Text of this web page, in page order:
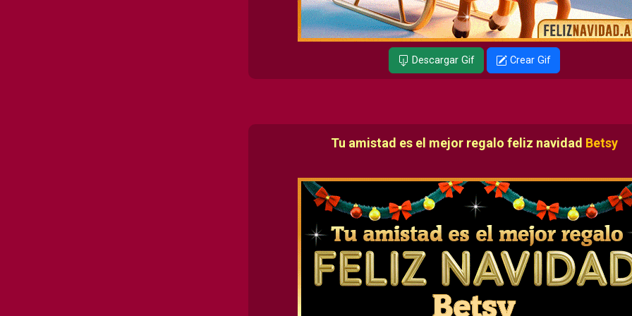
Descargar Gif Crear Gif
Tu amistad es el mejor regalo feliz navidad Betsy